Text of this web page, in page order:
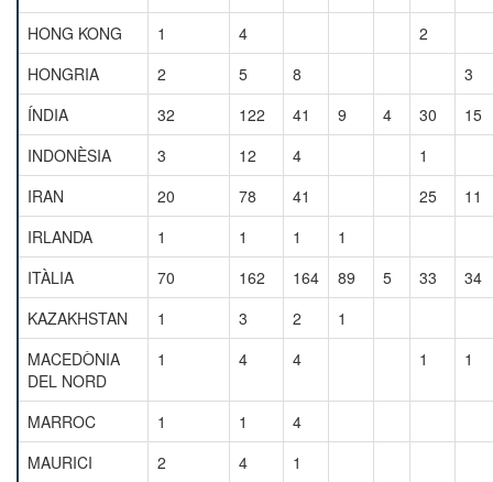
HONG KONG 1 4
2
HONGRIA
2 5 8
3
ÍNDIA
32 122 41 9 4 30
15
INDONÈSIA
3 12 4
1
IRAN
20 78 41 25
11
IRLANDA
1 1 1
1
ITÀLIA
70 162 164 89 5 33
34
KAZAKHSTAN
1 3 2
1
MACEDÒNIA
DEL NORD
1 4 4 1 1
MARROC 1 1
4
MAURICI
2 4
1